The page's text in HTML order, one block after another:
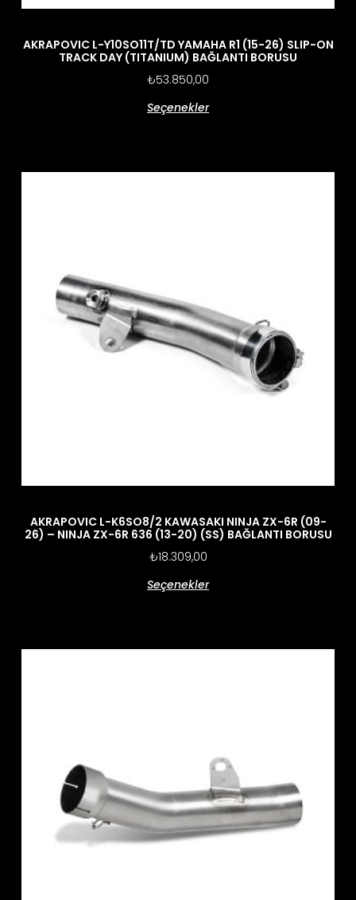
AKRAPOVIC L-Y10SO11T/TD YAMAHA R1 (15-26) SLIP-ON
TRACK DAY (TITANIUM) BAĞLANTI BORUSU
₺53.850,00
Seçenekler
AKRAPOVIC L-K6SO8/2 KAWASAKI NINJA ZX-6R (09-
26) – NINJA ZX-6R 636 (13-20) (SS) BAĞLANTI BORUSU
₺18.309,00
Seçenekler